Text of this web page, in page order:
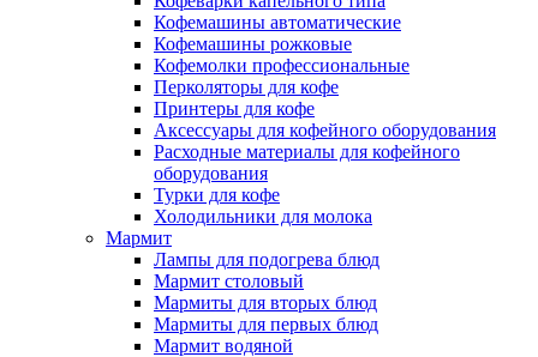
Кофемашины автоматические
Кофемашины рожковые
Кофемолки профессиональные
Перколяторы для кофе
Принтеры для кофе
Аксессуары для кофейного оборудования
Расходные материалы для кофейного
оборудования
Турки для кофе
Холодильники для молока
Мармит
Лампы для подогрева блюд
Мармит столовый
Мармиты для вторых блюд
Мармиты для первых блюд
Мармит водяной